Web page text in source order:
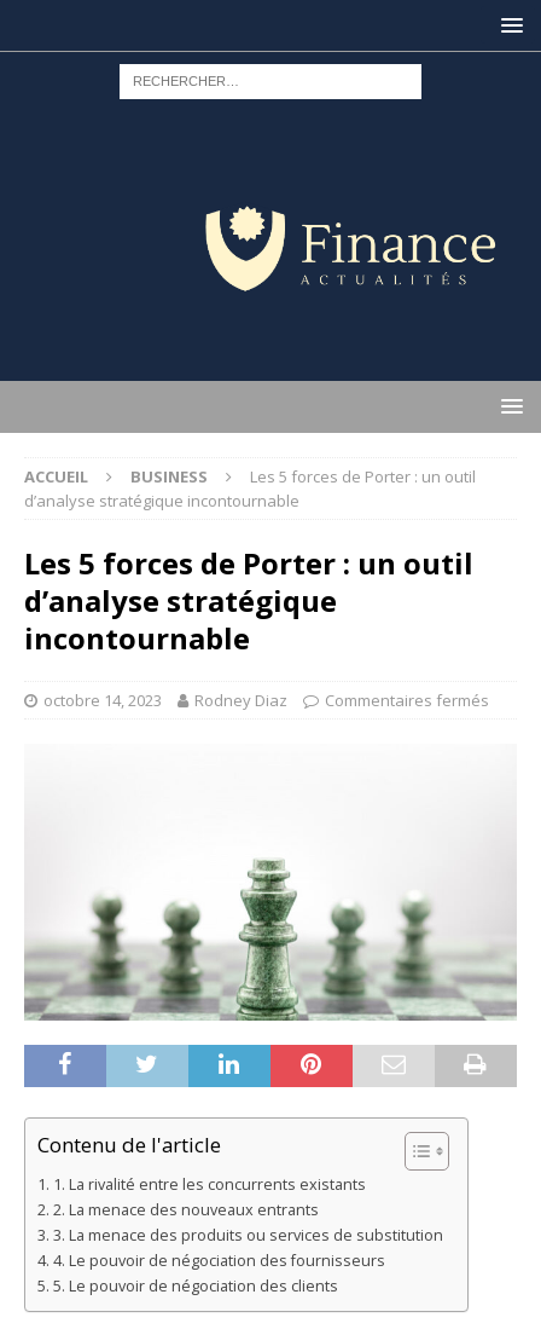
ACCUEIL BUSINESS
Les 5 forces de Porter : un outil
d’analyse stratégique incontournable
Les 5 forces de Porter : un outil
d’analyse stratégique
incontournable
octobre 14, 2023 Rodney Diaz Commentaires fermés
Contenu de l'article
1. La rivalité entre les concurrents existants
2. La menace des nouveaux entrants
3. La menace des produits ou services de substitution
4. Le pouvoir de négociation des fournisseurs
5. Le pouvoir de négociation des clients